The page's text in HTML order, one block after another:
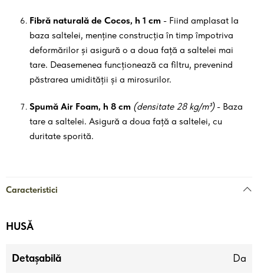
Fibră naturală de Cocos, h 1 cm - Fiind amplasat la
baza saltelei, menține construcția în timp împotriva
deformărilor și asigură o a doua față a saltelei mai
tare. Deasemenea funcționează ca filtru, prevenind
păstrarea umidității și a mirosurilor.
Spumă Air Foam, h 8 cm (densitate 28 kg/m³)- Baza
tare a saltelei. Asigură a doua față a saltelei, cu
duritate sporită.
Caracteristici
HUSĂ
Detașabilă Da